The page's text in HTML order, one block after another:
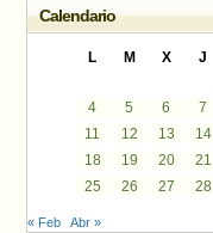
Calendario
L M X J
4
5 6 7
11
12 13 14
18
19 20 21
25
26 27 28
« Feb Abr »